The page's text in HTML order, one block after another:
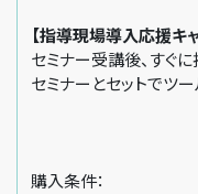
【指導現場導入応援キ
セミナー受講後、すぐ
セミナーとセットでツ
購